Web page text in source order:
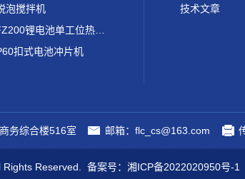
泡搅拌机
扣式电池冲片机
技术文章
务综合楼516室 邮箱：flc_cs@163.com
Rights Reserved. 备案号：湘ICP备2022020950号-1